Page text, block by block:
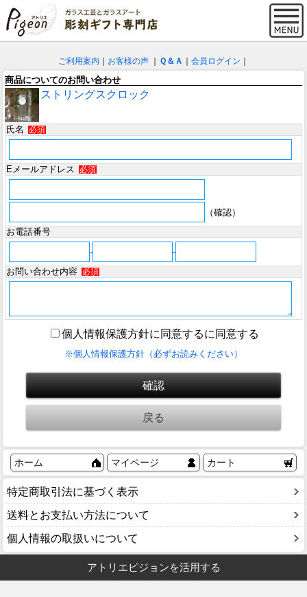
ご利用案内 お客様の声 Ｑ＆Ａ 会員ログイン
商品についてのお問い合わせ
ストリングスクロック
氏名 必須
Eメールアドレス 必須
（確認）
お電話番号
-
-
お問い合わせ内容
必須
個人情報保護方針に同意するに同意する
※個人情報保護方針（必ずお読みください）
ホーム マイページ カート
特定商取引法に基づく表示
送料とお支払い方法について
個人情報の取扱いについて
アトリエピジョンを活用する